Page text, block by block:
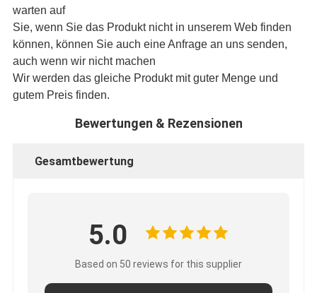
warten auf
Sie, wenn Sie das Produkt nicht in unserem Web finden
können, können Sie auch eine Anfrage an uns senden,
auch wenn wir nicht machen
Wir werden das gleiche Produkt mit guter Menge und
gutem Preis finden.
Bewertungen & Rezensionen
Gesamtbewertung
5.0
Based on 50 reviews for this supplier